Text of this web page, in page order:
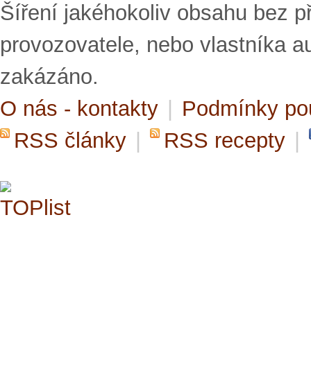
Šíření jakéhokoliv obsahu bez
provozovatele, nebo vlastníka
zakázáno.
O nás - kontakty
Podmínky
RSS články
RSS recepty